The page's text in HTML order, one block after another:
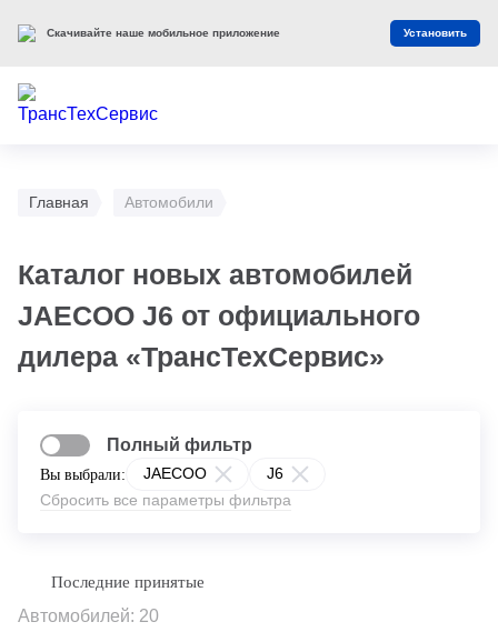
Главная Автомобили
Каталог новых автомобилей
JAECOO J6 от официального
дилера «ТрансТехСервис»
Вы выбрали: JAECOO
J6
Сбросить все параметры фильтра
Полный фильтр
Автомобилей: 20
Скачивайте наше мобильное приложение Установить